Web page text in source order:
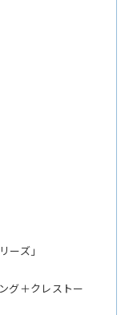
ーズ」
グ＋クレストー